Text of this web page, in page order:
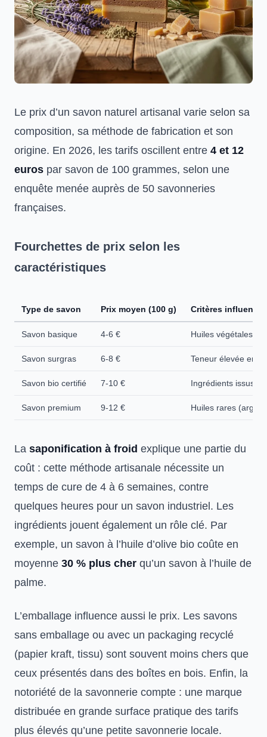
Le prix d’un savon naturel artisanal varie selon sa
composition, sa méthode de fabrication et son
origine. En 2026, les tarifs oscillent entre 4 et 12
euros par savon de 100 grammes, selon une
enquête menée auprès de 50 savonneries
françaises.
Fourchettes de prix selon les
caractéristiques
Type de savon Prix moyen (100 g) Critères
Savon basique 4-6 € Huiles végétales
Savon surgras 6-8 € Teneur élevée en
Savon bio certifié 7-10 € Ingrédients issus
Savon premium 9-12 € Huiles rares
La saponification à froid explique une partie du
coût : cette méthode artisanale nécessite un
temps de cure de 4 à 6 semaines, contre
quelques heures pour un savon industriel. Les
ingrédients jouent également un rôle clé. Par
exemple, un savon à l’huile d’olive bio coûte en
moyenne 30 % plus cher qu’un savon à l’huile de
palme.
L’emballage influence aussi le prix. Les savons
sans emballage ou avec un packaging recyclé
(papier kraft, tissu) sont souvent moins chers que
ceux présentés dans des boîtes en bois. Enfin, la
notoriété de la savonnerie compte : une marque
distribuée en grande surface pratique des tarifs
plus élevés qu’une petite savonnerie locale.